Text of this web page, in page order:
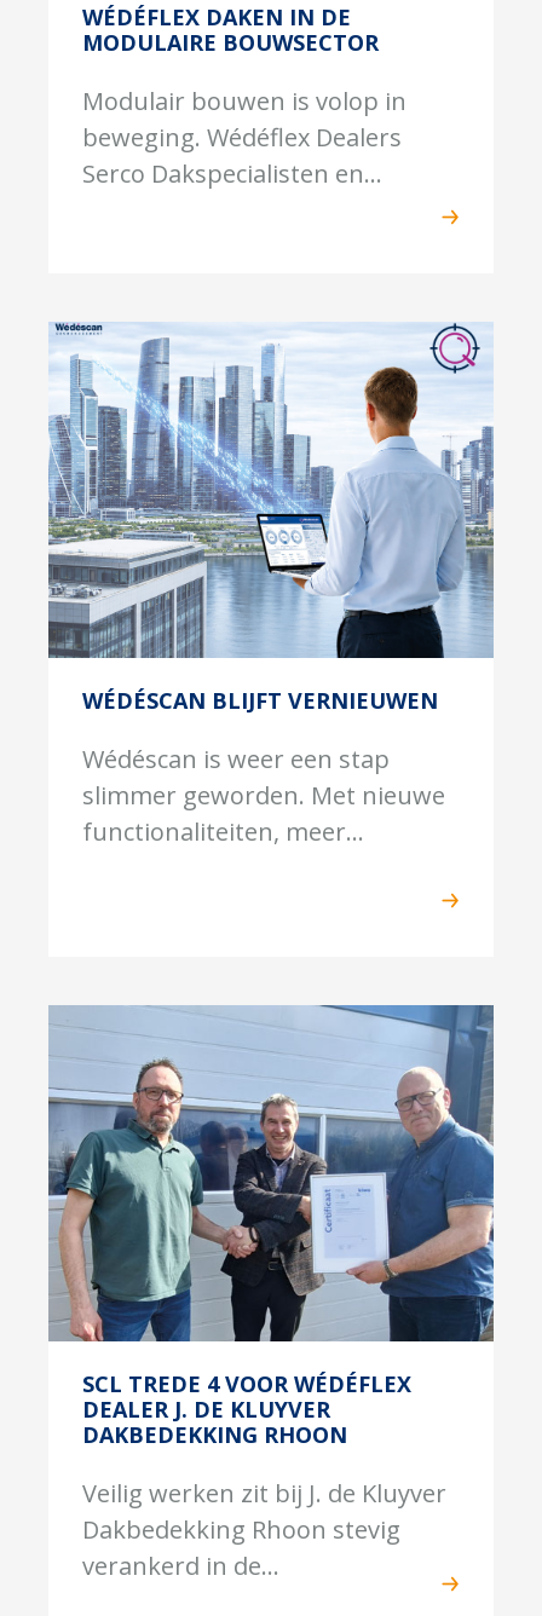
WÉDÉFLEX DAKEN IN DE
MODULAIRE BOUWSECTOR
Modulair bouwen is volop in
beweging. Wédéflex Dealers
Serco Dakspecialisten en...
WÉDÉSCAN BLIJFT VERNIEUWEN
Wédéscan is weer een stap
slimmer geworden. Met nieuwe
functionaliteiten, meer...
SCL TREDE 4 VOOR WÉDÉFLEX
DEALER J. DE KLUYVER
DAKBEDEKKING RHOON
Veilig werken zit bij J. de Kluyver
Dakbedekking Rhoon stevig
verankerd in de...